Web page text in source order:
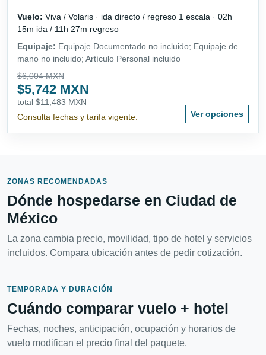
Vuelo: Viva / Volaris · ida directo / regreso 1 escala · 02h
15m ida / 11h 27m regreso
Equipaje: Equipaje Documentado no incluido; Equipaje de
mano no incluido; Artículo Personal incluido
$6,004 MXN
$5,742 MXN
total $11,483 MXN
Consulta fechas y tarifa vigente.
Ver opciones
ZONAS RECOMENDADAS
Dónde hospedarse en Ciudad de
México
La zona cambia precio, movilidad, tipo de hotel y servicios
incluidos. Compara ubicación antes de pedir cotización.
TEMPORADA Y DURACIÓN
Cuándo comparar vuelo + hotel
Fechas, noches, anticipación, ocupación y horarios de
vuelo modifican el precio final del paquete.